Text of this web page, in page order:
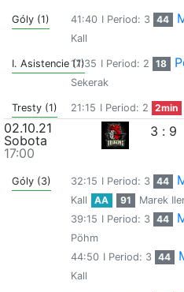
Góly (1) 41:40 I Period: 3 44
Kall
I. Asistencie (1)17:35 I Period: 2 18
Sekerak
Tresty (1) 21:15 I Period: 2 2min
02.10.21
Sobota
17:00
3 : 9
Góly (3) 32:15 I Period: 3 44
Kall
AA 91
Marek
39:15 I Period: 3 44
Pöhm
44:50 I Period: 3 44
Kall